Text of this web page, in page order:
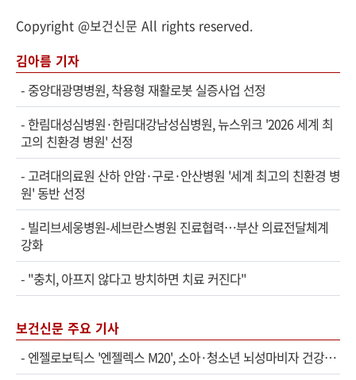
Copyright @보건신문 All rights reserved.
김아름 기자
-중앙대광명병원, 착용형 재활로봇 실증사업 선정
- 한림대성심병원·한림대강남성심병원, 뉴스위크 '2026 세계 최
고의 친환경 병원' 선정
- 고려대의료원 산하 안암·구로·안산병원 '세계 최고의 친환경 병
원' 동반 선정
- 빌리브세웅병원-세브란스병원 진료협력…부산 의료전달체계
강화
- "충치, 아프지 않다고 방치하면 치료 커진다"
보건신문 주요 기사
- 엔젤로보틱스 '엔젤렉스 M20', 소아·청소년 뇌성마비자 건강보험 확대 적용